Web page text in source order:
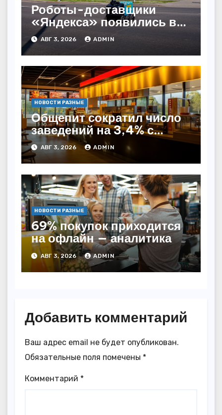
Роботы-доставщики
«Яндекса» появились в
Казахстане
АВГ 3, 2026 ADMIN
НОВОСТИ РАЗНЫЕ
Общепит сократил число
заведений на 3,4% с
начала года — INFOLine
АВГ 3, 2026 ADMIN
НОВОСТИ РАЗНЫЕ
69% покупок приходится
на офлайн — аналитика
АВГ 3, 2026 ADMIN
Добавить комментарий
Ваш адрес email не будет опубликован.
Обязательные поля помечены *
Комментарий *